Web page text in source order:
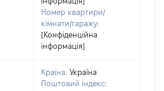
Номер квартири/
кімнати/гаражу:
[Конфіденційна
інформація]
Країна: Україна
Поштовий індекс: